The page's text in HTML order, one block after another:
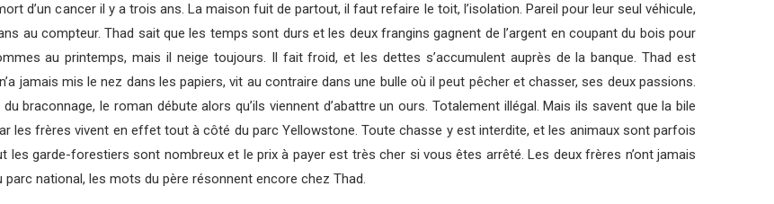
d’un cancer il y a trois ans. La maison fuit de partout, il faut refaire le toit, l’isolation. Pareil pour leur seul véhicule,
au compteur. Thad sait que les temps sont durs et les deux frangins gagnent de l’argent en coupant du bois pour
au printemps, mais il neige toujours. Il fait froid, et les dettes s’accumulent auprès de la banque. Thad est
jamais mis le nez dans les papiers, vit au contraire dans une bulle où il peut pêcher et chasser, ses deux passions.
braconnage, le roman débute alors qu’ils viennent d’abattre un ours. Totalement illégal. Mais ils savent que la bile
les frères vivent en effet tout à côté du parc Yellowstone. Toute chasse y est interdite, et les animaux sont parfois
les garde-forestiers sont nombreux et le prix à payer est très cher si vous êtes arrêté. Les deux frères n’ont jamais
national, les mots du père résonnent encore chez Thad.